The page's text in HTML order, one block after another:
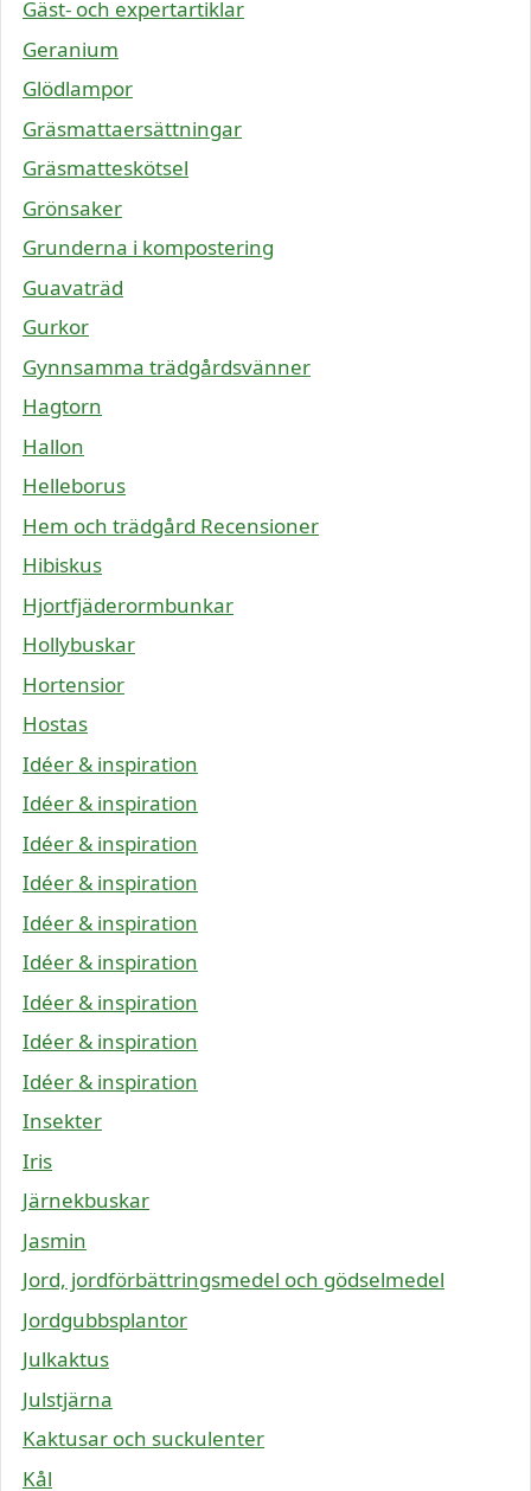
Gäst- och expertartiklar
Geranium
Glödlampor
Gräsmattaersättningar
Gräsmatteskötsel
Grönsaker
Grunderna i kompostering
Guavaträd
Gurkor
Gynnsamma trädgårdsvänner
Hagtorn
Hallon
Helleborus
Hem och trädgård Recensioner
Hibiskus
Hjortfjäderormbunkar
Hollybuskar
Hortensior
Hostas
Idéer & inspiration
Idéer & inspiration
Idéer & inspiration
Idéer & inspiration
Idéer & inspiration
Idéer & inspiration
Idéer & inspiration
Idéer & inspiration
Idéer & inspiration
Insekter
Iris
Järnekbuskar
Jasmin
Jord, jordförbättringsmedel och gödselmedel
Jordgubbsplantor
Julkaktus
Julstjärna
Kaktusar och suckulenter
Kål